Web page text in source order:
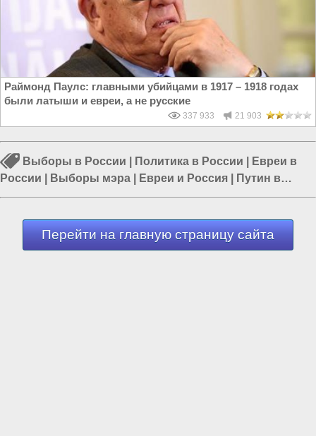
Раймонд Паулс: главными убийцами в 1917 – 1918 годах
были латыши и евреи, а не русские
337 933 21 903
Выборы в России Политика в России
Евреи в
России
Выборы мэра Евреи и Россия
Путин в
России|Депутаты в России
Перейти на главную страницу сайта